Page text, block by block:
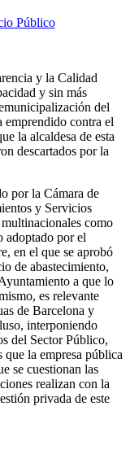
Público
y la Calidad
y sin más
del
contra el
la alcaldesa de esta
descartados por la
por la Cámara de
y Servicios
como
adoptado por el
en el que se aprobó
de abastecimiento,
a que lo
es relevante
de Barcelona y
interponiendo
del Sector Público,
que la empresa pública
se cuestionan las
realizan con la
privada de este